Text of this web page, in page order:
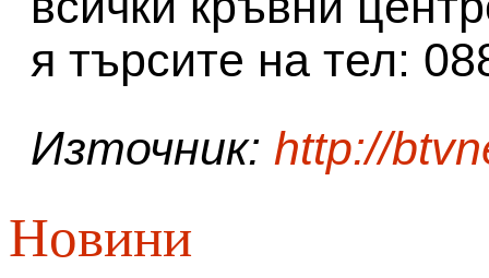
я търсите на тел:
Източник: http://
Новини